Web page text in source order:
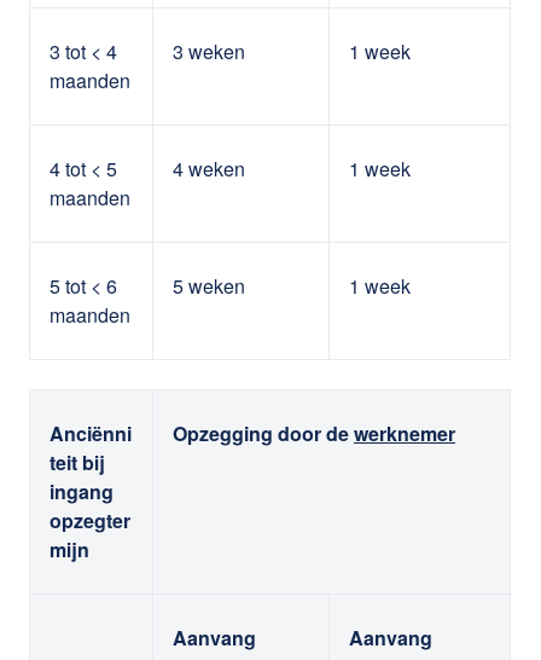
3 tot < 4
maanden
3 weken 1 week
4 tot < 5
maanden
4 weken 1 week
5 tot < 6
maanden
5 weken 1 week
Anciënni
teit bij
ingang
opzegter
mijn
Opzegging door dewerknemer
Aanvang
Aanvang